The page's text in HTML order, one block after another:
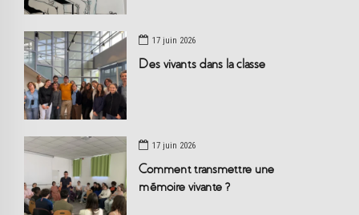
17 juin 2026
Des vivants dans la classe
17 juin 2026
Comment transmettre une
mémoire vivante ?